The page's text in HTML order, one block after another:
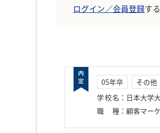
ログイン／会員登録す
05年卒 その他
学校名 ： 日本大学
職種 ： 顧客マー